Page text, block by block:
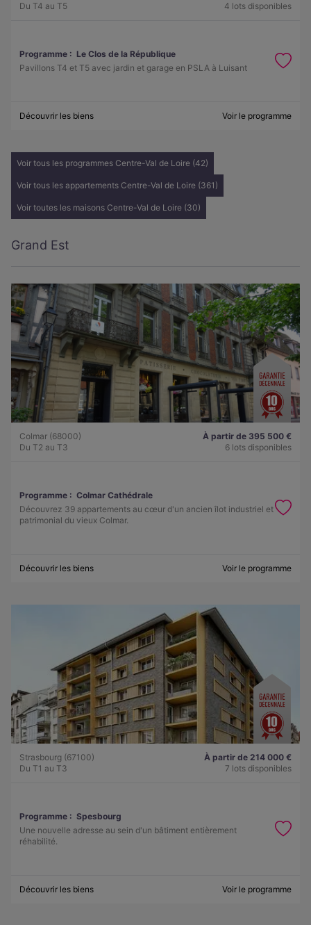
Du T4 au T5
4 lots disponibles
Programme : Le Clos de la République
Pavillons T4 et T5 avec jardin et garage en PSLA à Luisant
Découvrir les biens Voir le programme
Voir tous les programmes Centre-Val de Loire (42)
Voir tous les appartements Centre-Val de Loire (361)
Voir toutes les maisons Centre-Val de Loire (30)
Grand Est
Colmar (68000)
Du T2 au T3
À partir de 395 500 €
6 lots disponibles
Programme : Colmar Cathédrale
Découvrez 39 appartements au cœur d'un ancien îlot industriel et
patrimonial du vieux Colmar.
Découvrir les biens Voir le programme
Strasbourg (67100)
Du T1 au T3
À partir de 214 000 €
7 lots disponibles
Programme : Spesbourg
Une nouvelle adresse au sein d'un bâtiment entièrement
réhabilité.
Découvrir les biens Voir le programme